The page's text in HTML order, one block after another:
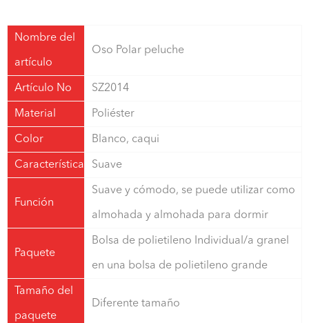
Nombre del
artículo
Oso Polar peluche
Artículo No SZ2014
Material Poliéster
Color Blanco, caqui
Característica Suave
Función
Suave y cómodo, se puede utilizar como
almohada y almohada para dormir
Paquete
Bolsa de polietileno Individual/a granel
en una bolsa de polietileno grande
Tamaño del
paquete
Diferente tamaño